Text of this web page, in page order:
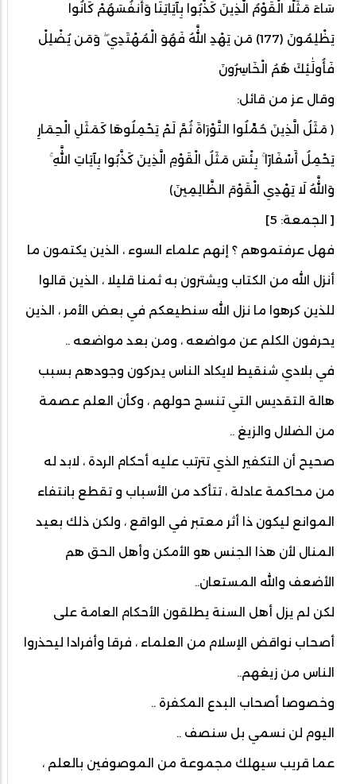
سَاءَ مَثَلًا الْقَوْمُ الَّذِينَ كَذَّبُوا بِآيَاتِنَا وَأَنفُسَهُمْ كَانُوا
يَظْلِمُونَ (177) مَن يَهْدِ اللَّهُ فَهُوَ الْمُهْتَدِي ۖ وَمَن يُضْلِلْ
فَأُولَٰئِكَ هُمُ الْخَاسِرُونَ
وقال عز من قائل:
﴿ مَثَلُ الَّذِينَ حُمِّلُوا التَّوْرَاةَ ثُمَّ لَمْ يَحْمِلُوهَا كَمَثَلِ الْحِمَارِ
يَحْمِلُ أَسْفَارًا ۚ بِئْسَ مَثَلُ الْقَوْمِ الَّذِينَ كَذَّبُوا بِآيَاتِ اللَّهِ ۚ
وَاللَّهُ لَا يَهْدِي الْقَوْمَ الظَّالِمِينَ﴾
[ الجمعة: 5]
فهل عرفتموهم ؟ إنهم علماء السوء ، الذين يكتمون ما
أنزل الله من الكتاب ويشترون به ثمنا قليلا ، الذين قالوا
للذين كرهوا ما نزل الله سنطيعكم في بعض الأمر ، الذين
يحرفون الكلم عن مواضعه ، ومن بعد مواضعه ..
في بلادي شنقيط لايكاد الناس يدركون وجودهم بسبب
هالة التقديس التي تنسج حولهم ، وكأن العلم عصمة
من الضلال والزيغ ..
صحيح أن التكفير الذي تترتب عليه أحكام الردة ، لابد له
من محاكمة عادلة ، تتأكد من الأسباب و تقطع بانتفاء
الموانع ليكون ذا أثر معتبر في الواقع ، ولكن ذلك بعيد
المنال لأن هذا الجنس هو الأمكن وأهل الحق هم
الأضعف والله المستعان..
لكن لم يزل أهل السنة يطلقون الأحكام العامة على
أصحاب نواقض الإسلام من العلماء ، فرقا وأفرادا ليحذروا
الناس من زيغهم..
وخصوصا أصحاب البدع المكفرة ..
اليوم لن نسمي بل سنصف ..
عما قريب سيهلك مجموعة من الموصوفين بالعلم ،